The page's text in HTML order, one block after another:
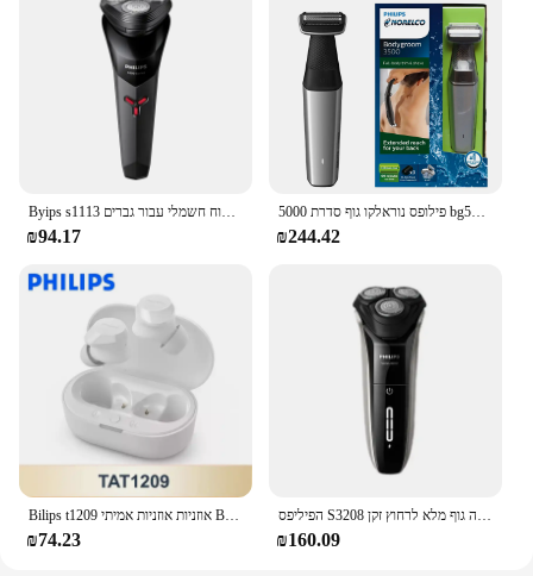
Byips s1113 גילוח חשמלי עבור גברים usb טעינה אבקה נירוסטה להבים נירוסטה עיצוב ארגונומי ראש צף משולש צף
₪94.17
פילופס נוראלקו גוף סדרת 5000 bg5025 מחורץ חסין חוצץ, עם העור להגן על הטכנולוגיה
₪244.42
Bilips t1209 אוזניות אוזניות אמיתי Bluetooth 5.3 אוזניות hufi ai hd להתקשר בקרת מגע עמיד למים אוזניות 100% מקורי
₪74.23
הפיליפס S3208 חדש סדרת 3000 מחדש מקורי שייבר חשמלי טעינה מהירה גוף מלא לרחוץ זקן
₪160.09